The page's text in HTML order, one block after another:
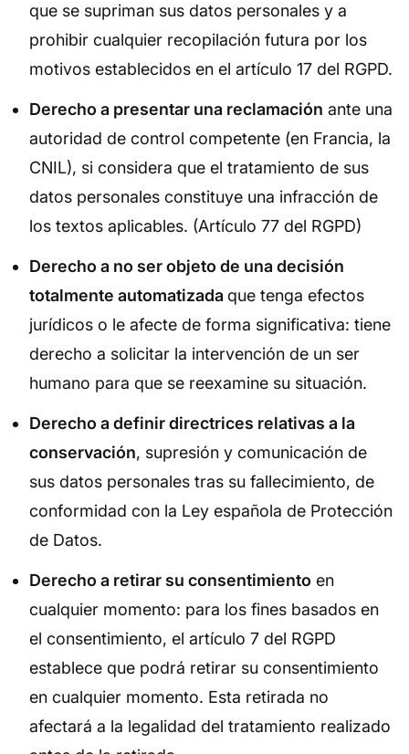
que se supriman sus datos personales y a
prohibir cualquier recopilación futura por los
motivos establecidos en el artículo 17 del RGPD.
Derecho a presentar una reclamación ante una
autoridad de control competente (en Francia, la
CNIL), si considera que el tratamiento de sus
datos personales constituye una infracción de
los textos aplicables. (Artículo 77 del RGPD)
Derecho a no ser objeto de una decisión
totalmente automatizada que tenga efectos
jurídicos o le afecte de forma significativa: tiene
derecho a solicitar la intervención de un ser
humano para que se reexamine su situación.
Derecho a definir directrices relativas a la
conservación, supresión y comunicación de
sus datos personales tras su fallecimiento, de
conformidad con la Ley española de Protección
de Datos.
Derecho a retirar su consentimiento en
cualquier momento: para los fines basados en
el consentimiento, el artículo 7 del RGPD
establece que podrá retirar su consentimiento
en cualquier momento. Esta retirada no
afectará a la legalidad del tratamiento realizado